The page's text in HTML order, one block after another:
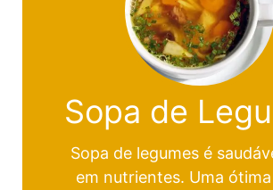
Sopa de
Sopa de legumes é
em nutrientes. Uma